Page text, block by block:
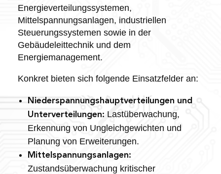
Energieverteilungssystemen,
Mittelspannungsanlagen, industriellen
Steuerungssystemen sowie in der
Gebäudeleittechnik und dem
Energiemanagement.
Konkret bieten sich folgende Einsatzfelder an:
Niederspannungshauptverteilungen und
Unterverteilungen: Lastüberwachung,
Erkennung von Ungleichgewichten und
Planung von Erweiterungen.
Mittelspannungsanlagen:
Zustandsüberwachung kritischer